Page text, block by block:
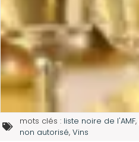
mots clés : liste noire de l'AMF,
non autorisé,Vins